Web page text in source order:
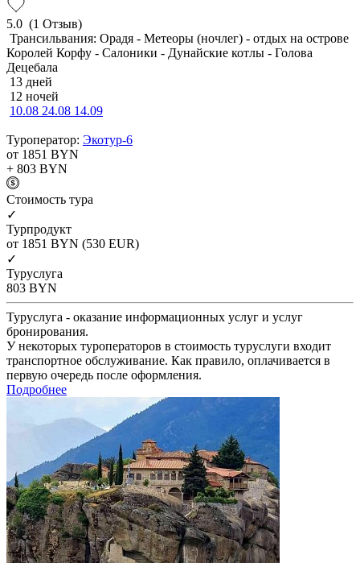
5.0 (1 Отзыв)
Трансильвания: Орадя - Метеоры (ночлег) - отдых на острове
Королей Корфу - Салоники - Дунайские котлы - Голова
Децебала
13 дней
12 ночей
10.08 24.08 14.09
Туроператор: Экотур-6
от 1851 BYN
+ 803 BYN
Cтоимость тура
✓
Турпродукт
от 1851 BYN (530 EUR)
✓
Туруслуга
803 BYN
Туруслуга - оказание информационных услуг и услуг
бронирования.
У некоторых туроператоров в стоимость туруслуги входит
транспортное обслуживание. Как правило, оплачивается в
первую очередь после оформления.
Подробнее